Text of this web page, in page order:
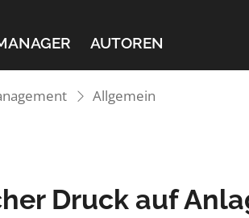
AUTOREN
Allgemein
Druck auf